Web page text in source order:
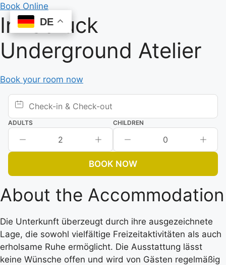
Skip
to
content
Book Online
Innsbruck
Underground Atelier
Book your room now
ADULTS
2
CHILDREN
0
BOOK NOW
About the Accommodation
Die Unterkunft überzeugt durch ihre ausgezeichnete
Lage, die sowohl vielfältige Freizeitaktivitäten als auch
erholsame Ruhe ermöglicht. Die Ausstattung lässt
keine Wünsche offen und wird von Gästen regelmäßig
DE
DE